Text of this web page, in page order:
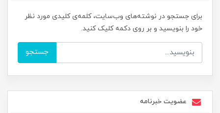
برای جستجو در نوشته‌های وب‌سایت، کلمه‌ی کلیدی مورد نظر
خود را بنویسید و بر روی دکمه کلیک کنید.
جستجو
عضویت خبرنامه